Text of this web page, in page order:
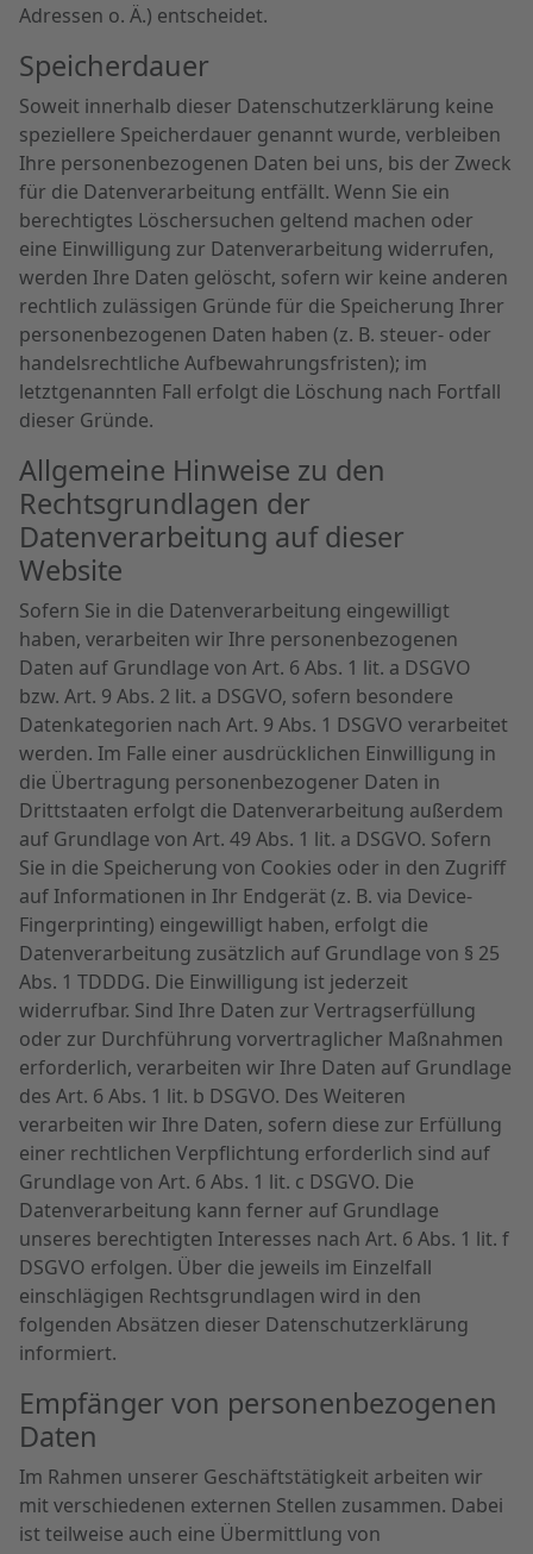
Adressen o. Ä.) entscheidet.
Speicherdauer
Soweit innerhalb dieser Datenschutzerklärung keine
speziellere Speicherdauer genannt wurde, verbleiben
Ihre personenbezogenen Daten bei uns, bis der Zweck
für die Datenverarbeitung entfällt. Wenn Sie ein
berechtigtes Löschersuchen geltend machen oder
eine Einwilligung zur Datenverarbeitung widerrufen,
werden Ihre Daten gelöscht, sofern wir keine anderen
rechtlich zulässigen Gründe für die Speicherung Ihrer
personenbezogenen Daten haben (z. B. steuer- oder
handelsrechtliche Aufbewahrungsfristen); im
letztgenannten Fall erfolgt die Löschung nach Fortfall
dieser Gründe.
Allgemeine Hinweise zu den
Rechtsgrundlagen der
Datenverarbeitung auf dieser
Website
Sofern Sie in die Datenverarbeitung eingewilligt
haben, verarbeiten wir Ihre personenbezogenen
Daten auf Grundlage von Art. 6 Abs. 1 lit. a DSGVO
bzw. Art. 9 Abs. 2 lit. a DSGVO, sofern besondere
Datenkategorien nach Art. 9 Abs. 1 DSGVO verarbeitet
werden. Im Falle einer ausdrücklichen Einwilligung in
die Übertragung personenbezogener Daten in
Drittstaaten erfolgt die Datenverarbeitung außerdem
auf Grundlage von Art. 49 Abs. 1 lit. a DSGVO. Sofern
Sie in die Speicherung von Cookies oder in den Zugriff
auf Informationen in Ihr Endgerät (z. B. via Device-
Fingerprinting) eingewilligt haben, erfolgt die
Datenverarbeitung zusätzlich auf Grundlage von § 25
Abs. 1 TDDDG. Die Einwilligung ist jederzeit
widerrufbar. Sind Ihre Daten zur Vertragserfüllung
oder zur Durchführung vorvertraglicher Maßnahmen
erforderlich, verarbeiten wir Ihre Daten auf Grundlage
des Art. 6 Abs. 1 lit. b DSGVO. Des Weiteren
verarbeiten wir Ihre Daten, sofern diese zur Erfüllung
einer rechtlichen Verpflichtung erforderlich sind auf
Grundlage von Art. 6 Abs. 1 lit. c DSGVO. Die
Datenverarbeitung kann ferner auf Grundlage
unseres berechtigten Interesses nach Art. 6 Abs. 1 lit. f
DSGVO erfolgen. Über die jeweils im Einzelfall
einschlägigen Rechtsgrundlagen wird in den
folgenden Absätzen dieser Datenschutzerklärung
informiert.
Empfänger von personenbezogenen
Daten
Im Rahmen unserer Geschäftstätigkeit arbeiten wir
mit verschiedenen externen Stellen zusammen. Dabei
ist teilweise auch eine Übermittlung von